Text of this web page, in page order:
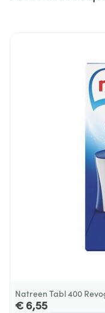
75
Natreen Tabl 400
€ 6,55